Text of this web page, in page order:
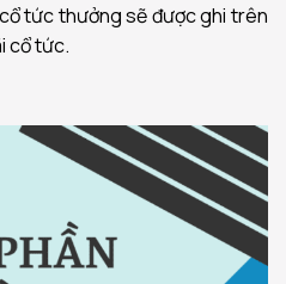
tức thưởng sẽ được ghi trên
cổ tức.